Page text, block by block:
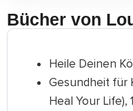
Bücher von
Heile Deinen
Gesundheit für
Heal Your Life),